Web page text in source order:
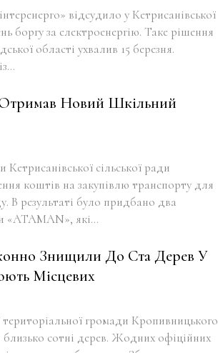
відсудило у Кетрисанівської
боргу за електроенергію. Таке рішення
області ухвалив 15 березня.
Отримав Новий Шкільний
сільської ради
коштів на закупівлю транспорту для
В результаті було придбано два
«ATAMAN», які…
Знищили До Ста Дерев У
Місцевих
територіальної громади Кропивницького
сотні дерев. Жодних офіційних